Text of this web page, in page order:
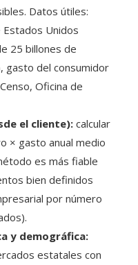
Datos útiles:
Unidos
25 billones de
gasto del consumidor
Oficina de
el cliente): calcular
× gasto anual medio
es más fiable
bien definidos
por número
y demográfica:
estatales con